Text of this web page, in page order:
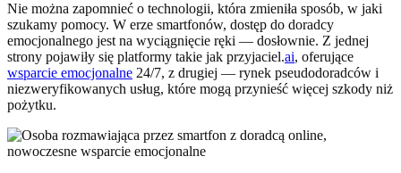
Nie można zapomnieć o technologii, która zmieniła sposób, w jaki
szukamy pomocy. W erze smartfonów, dostęp do doradcy
emocjonalnego jest na wyciągnięcie ręki — dosłownie. Z jednej
strony pojawiły się platformy takie jak przyjaciel.ai, oferujące
wsparcie emocjonalne 24/7, z drugiej — rynek pseudodoradców i
niezweryfikowanych usług, które mogą przynieść więcej szkody niż
pożytku.